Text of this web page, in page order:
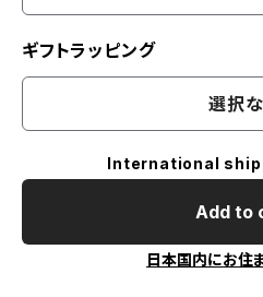
ギフトラッピング
選択
International
Add to
日本国内にお住